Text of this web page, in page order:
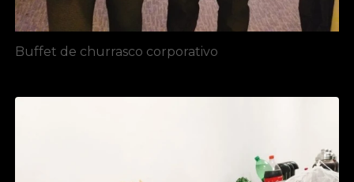
Buffet de churrasco corporativo